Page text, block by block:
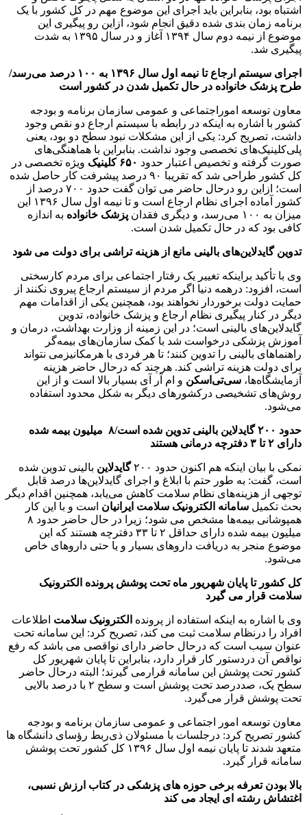
اشتباه بود، بنابراین باید اجرای این موضوع مهم در کل کشور با یک
برنامه زمان بندی شده دقیق انجام شود، ازاین رو پیگیری این
موضوع از نیمه دوم سال ۱۳۹۴ آغاز و در سال ۱۳۹۵ به شدت
پیگیری شد.
اجرای سیستم ارجاع تا نیمه اول سال ۱۳۹۶ به ۱۰۰ درصد می‌رسد/
طرح پزشک خانواده در حال تکمیل شدن در کشور است
معاون توسعه اموراجتماعی و عمومی سازمان برنامه و بودجه
کشور با اشاره به اینکه در رابطه با سیستم ارجاع دو نقص وجود
داشت، تصریح کرد: یکی از این مشکلات نبود سطح دو بود، یعنی
پلی‌کلینیک‌های تخصصی وجود نداشت. بنابراین با هماهنگی‌های
صورت گرفته و تخصیص اعتبار حدود ۶۵۰ کلینیک
ویژه تخصصی در
کل کشور طراحی شد که تقریبا ۹۰ درصد پیشرفت کار حاصل شده
است؛ ازاین رو درحال حاضر می توان گفت حدود ۷۰۰ درصد از
کشور آماده اجرای نظام ارجاع است و تا نیمه اول سال ۱۳۹۶ این
میزان به ۱۰۰ می‌رسد، و دیگری فقدان
پزشک خانواده به اندازه
کافی بود که در حال تکمیل شدن است.
تدوین گایدلاین‌های بالینی مانع از هزینه تراشی برای دولت می شود
وی با تأکید براینکه تغییر یک رفتار اجتماعی برای مردم کارسختی
است، افزود: درهمه دنیا اگر مردم از سیستم ارجاع پیروی نکنند از
حمایت دولت برخوردار نخواهند بود، همچنین یکی از اقدامات مهم
دیگر در کنار پیگیری نظام ارجاع و پزشک خانواده، تدوین
گایدلاین‌های بالینی است؛ در این زمینه از وزارت بهداشت، درمان و
آموزش پزشکی درخواست شد با کمک سازما‌ن‌های بیمه‌گر
راهنماهای بالینی را تدوین کنند؛ تا هر فردی با هرمکانیزمی نتواند
برای دولت هزینه تراشی کند. هرچند که درحال حاضر هزینه
آزمایشگا‌ه‌ها، سی‌تی‌اسکن و ام‌ آر آی بسیار بالا است و از این
روش‌های تشخیصی درکشورهای دیگر به شکل محدود استفاده
می‌شود.
حدود ۲۰۰ گایدلاین بالینی تدوین شده است/
۸ میلیون بیمه شده
دارای ۲ تا ۳ دفترچه درمانی هستند
نمکی با بیان اینکه هم اکنون حدود ۲۰۰ گایدلاین بالینی تدوین شده
است، گفت: به طور حتم با ابلاغ و اجرای گایدلاین‌ها درصد قابل
توجهی از هزینه‌های نظام سلامت کاهش می‌یابد، همچنین اقدام دیگر
بحث تکمیل سامانه الکترونیک سلامت ایرانیان است و با این کار
همپوشانی بیمه‌ها مشخص می شود؛ زیرا در حال حاضر حدود ۸
میلیون بیمه شده دارای حداقل ۲ تا ۳۳ دفترچه هستند که این
موضوع منجر به دریافت داروهای بسیار و یا حتی داروهای خاص
می‌شود.
کل کشور تا پایان شهریور ماه تحت پوشش پرونده الکترونیک
سلامت قرار می گیرد
وی با اشاره به اینکه استفاده از پرونده الکترونیک سلامت اطلاعات
افراد را درنظام سلامت ثبت می کند، تصریح کرد: این سامانه تحت
عنوان سیب است که درحال حاضر دارای نواقصی می باشد که رفع
نواقص آن دردستور کار قرار دارد، بنابراین تا پایان شهریور کل
کشور تحت پوشش این سامانه قرارمی گیرند؛ البته درحال حاضر
سطح یک، صددرصد تحت پوشش است و سطح ۲ با درصد بالایی
تحت پوشش قرار می‌گیرد.
معاون توسعه امور اجتماعی و عمومی سازمان برنامه و بودجه
کشور تصریح کرد: درجلسات با مسئولان ذی‌ربط رؤسای دانشگاه ها
متعهد شدند تا پایان نیمه اول سال ۱۳۹۶ کل کشور تحت پوشش
سامانه قرار گیرد.
بالا بودن تعرفه برخی حوزه های پزشکی در کتاب ارزش نسبی،
اغتشاش رشته ای ایجاد می کند